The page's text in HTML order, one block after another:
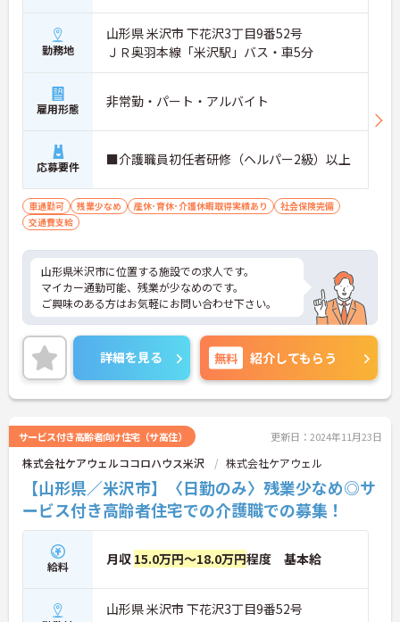
勤務地
山形県 米沢市 下花沢3丁目9番52号
ＪＲ奥羽本線「米沢駅」バス・車5分
雇用形態 非常勤・パート・アルバイト
応募要件 ■介護職員初任者研修（ヘルパー2級）以上
車通勤可 残業少なめ 産休･育休･介護休暇取得実績あり
社会保険完備
交通費支給
山形県米沢市に位置する施設での求人です。
マイカー通勤可能、残業が少なめのです。
ご興味のある方はお気軽にお問い合わせ下さい。
詳細を見る 無料 紹介してもらう
サービス付き高齢者向け住宅（サ高住） 更新日：2024年11月23日
株式会社ケアウェルココロハウス米沢 株式会社ケアウェル
【山形県／米沢市】〈日勤のみ〉残業少なめ◎サ
ービス付き高齢者住宅での介護職での募集！
給料 月収 15.0万円～18.0万円程度 基本給
山形県 米沢市 下花沢3丁目9番52号